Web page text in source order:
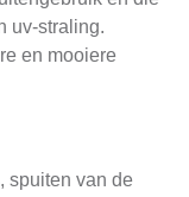
uv-straling.
en mooiere
spuiten van de